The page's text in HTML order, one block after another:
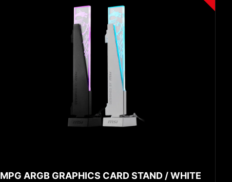
MPG ARGB GRAPHICS CARD STAND / WHITE